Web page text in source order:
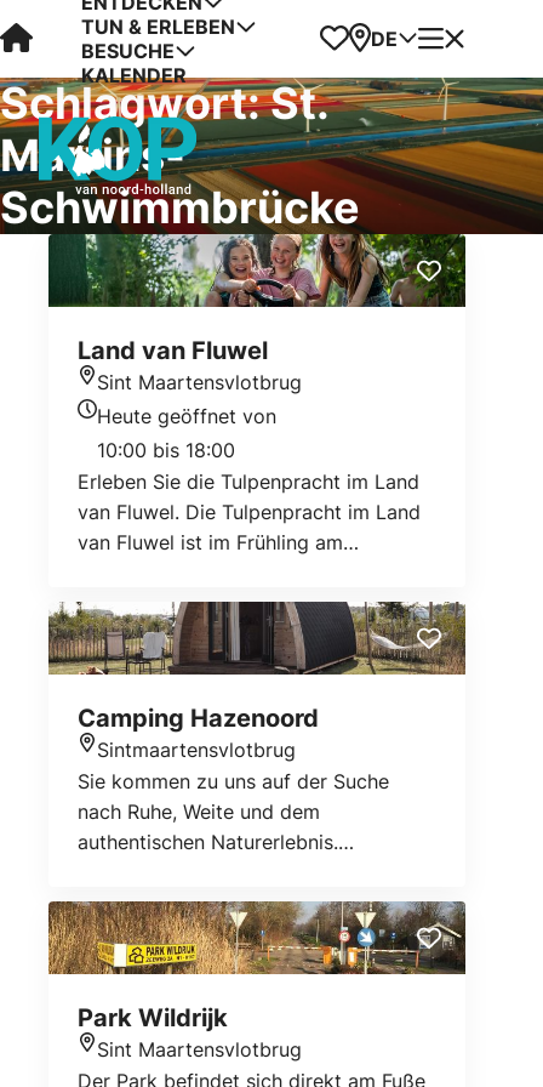
Visit Kop van Holland
TUN & ERLEBEN
BESUCHE
KALENDER
Favoriten
Karte
DE Menü
Schlagwort:St.
Martins-
Schwimmbrücke
Land van Fluwel
Standort
Sint Maartensvlotbrug
Heutigen Öffnungszeiten
Heute geöffnet von
10:00 bis 18:00
Erleben Sie die Tulpenpracht im Land
van Fluwel. Die Tulpenpracht im Land
van Fluwel ist im Frühling am
Aussichtsturm hat man einen schönen
Blick auf die Blumenzwiebelfelder der
Umgebung.
Camping Hazenoord
Standort
Sintmaartensvlotbrug
Sie kommen zu uns auf der Suche
nach Ruhe, Weite und dem
authentischen Naturerlebnis.
weiten Tulpenfeldern, nur 20
Gehminuten von den Stränden von
Petten und Sint Maartenszee entfernt,
Feinsten: gemütlich und entspannt, mit
Lagerfeuer am Abend und dem Meer
Park Wildrijk
Standort
Sint Maartensvlotbrug
Der Park befindet sich direkt am Fuße